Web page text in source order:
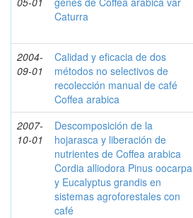
Caturra
2004-
09-01
Calidad y eficacia de dos
métodos no selectivos de
recolección manual de café
Coffea arabica
2007-
10-01
Descomposición de la
hojarasca y liberación de
nutrientes de Coffea arabica
Cordia alliodora Pinus oocarpa
y Eucalyptus grandis en
sistemas agroforestales con
café